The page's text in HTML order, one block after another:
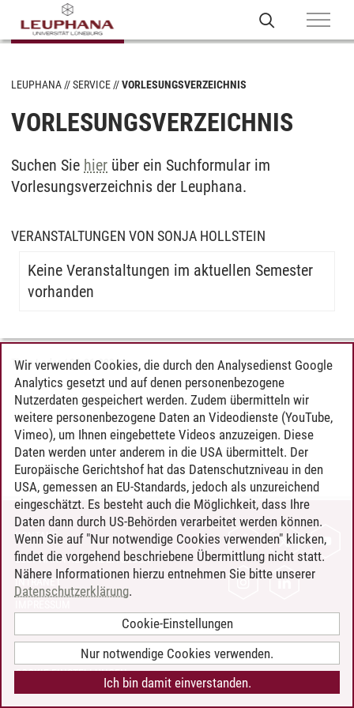
LEUPHANA SERVICE VORLESUNGSVERZEICHNIS
VORLESUNGSVERZEICHNIS
Suchen Sie hier über ein Suchformular im
Vorlesungsverzeichnis der Leuphana.
VERANSTALTUNGEN VON SONJA HOLLSTEIN
Keine Veranstaltungen im aktuellen Semester
vorhanden
Timo Leder/30.06.2024
KONTAKT
LEUPHANA ALS ARBEITGEBER
INTRANET
BARRIEREFREIHEIT
COOKIE-EINSTELLUNGEN
Wir verwenden Cookies, die durch den Analysedienst Google
Analytics gesetzt und auf denen personenbezogene
Nutzerdaten gespeichert werden. Zudem übermitteln wir
weitere personenbezogene Daten an Videodienste (YouTube,
Vimeo), um Ihnen eingebettete Videos anzuzeigen. Diese
Daten werden unter anderem in die USA übermittelt. Der
Europäische Gerichtshof hat das Datenschutzniveau in den
USA, gemessen an EU-Standards, jedoch als unzureichend
eingeschätzt. Es besteht auch die Möglichkeit, dass Ihre
Daten dann durch US-Behörden verarbeitet werden können.
Wenn Sie auf "Nur notwendige Cookies verwenden" klicken,
findet die vorgehend beschriebene Übermittlung nicht statt.
Nähere Informationen hierzu entnehmen Sie bitte unserer
Datenschutzerklärung.
Cookie-Einstellungen
Nur notwendige Cookies verwenden.
Ich bin damit einverstanden.